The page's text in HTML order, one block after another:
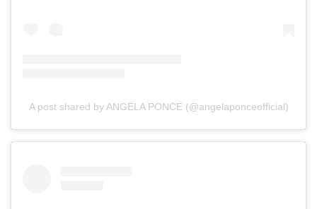
A post shared by ANGELA PONCE (@angelaponceofficial)